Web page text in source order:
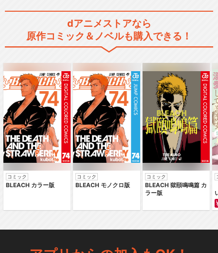
新テニスの王子様 OVA vs Ge
nius10
新テニスの王子様 U-17 WOR
LD CUP
新テニスの王子様 U-17 WOR
LD CUP…
劇場版「テニスの王子様 二人
dアニメストアなら
原作コミック＆ノベルも購入できる！
コミック
BLEACH カラー版
コミック
BLEACH モノクロ版
コミック
BLEACH 獄頤鳴鳴篇 カ
ラー版